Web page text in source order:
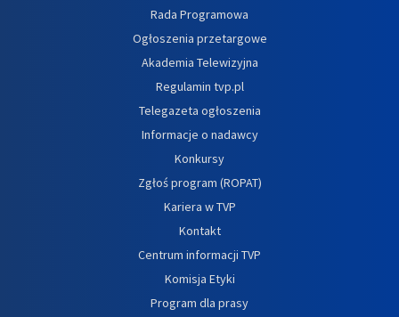
Rada Programowa
Ogłoszenia przetargowe
Akademia Telewizyjna
Regulamin tvp.pl
Telegazeta ogłoszenia
Informacje o nadawcy
Konkursy
Zgłoś program (ROPAT)
Kariera w TVP
Kontakt
Centrum informacji TVP
Komisja Etyki
Program dla prasy